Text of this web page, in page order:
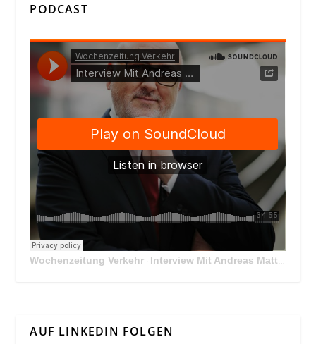
PODCAST
Wochenzeitung Verkehr · Interview Mit Andreas Matthä, CEO der ÖBB Holding
AUF LINKEDIN FOLGEN